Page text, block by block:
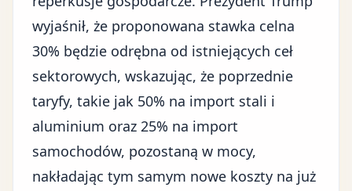
wyjaśnił, że proponowana stawka celna
30% będzie odrębna od istniejących ceł
sektorowych, wskazując, że poprzednie
taryfy, takie jak 50% na import stali i
aluminium oraz 25% na import
samochodów, pozostaną w mocy,
nakładając tym samym nowe koszty na już